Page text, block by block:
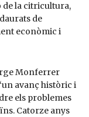
de la citricultura,
de
econòmic i
Monferrer
avanç històric i
els problemes
Catorze anys